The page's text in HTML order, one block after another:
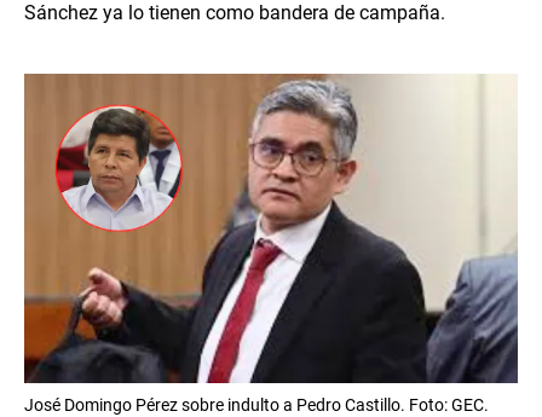
Sánchez ya lo tienen como bandera de campaña.
José Domingo Pérez sobre indulto a Pedro Castillo. Foto: GEC.